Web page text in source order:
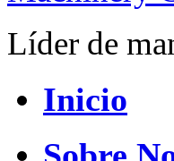
Líder de
Inicio